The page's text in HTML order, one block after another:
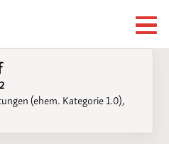
(ehem. Kategorie 1.0),